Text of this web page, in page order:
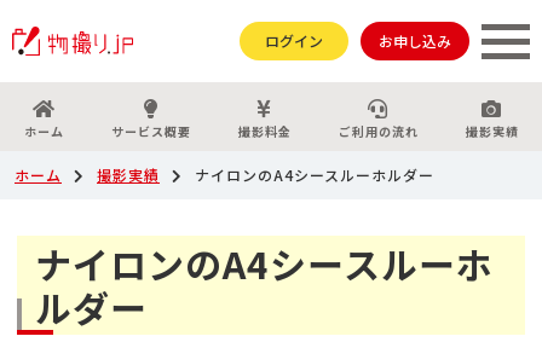
ログイン お申し込み
ホーム サービス概要 撮影料金 ご利用の流れ 撮影実績
ホーム 撮影実績 ナイロンのA4シースルーホルダー
ナイロンのA4シースルーホ
ルダー